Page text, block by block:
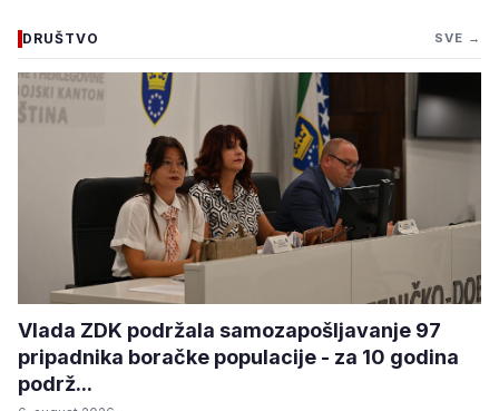
DRUŠTVO SVE →
Vlada ZDK podržala samozapošljavanje 97
pripadnika boračke populacije - za 10 godina
podrž...